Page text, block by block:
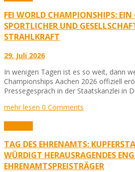
FEI WORLD CHAMPIONSHIPS: EIN
PORTLICHER UND
TRAHLKRAFT
29. Juli 2026
In wenigen Tagen ist es so weit, dann
Championships Aachen 2026 offiziell
Pressegespräch in der Staatskanzlei in
mehr lesen 0 Comments
TAG DES EHRENAMTS:
WÜRDIGT HERAUSRAGENDES
EHRENAMTSPREISTRÄGER